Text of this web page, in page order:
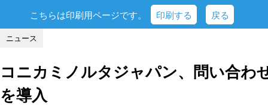
こちらは印刷用ページです。 印刷する 戻る
ニュース
コニカミノルタジャパン、問い合わ
を導入